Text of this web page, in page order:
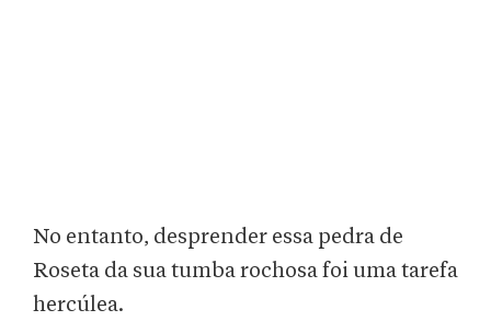
No entanto, desprender essa pedra de
Roseta da sua tumba rochosa foi uma tarefa
hercúlea.